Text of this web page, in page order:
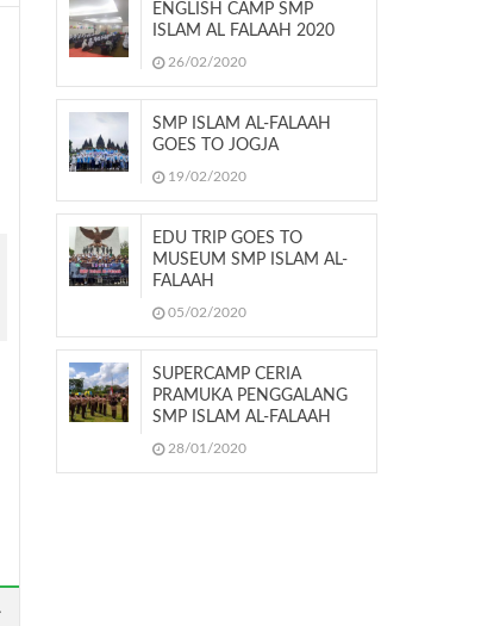
ENGLISH CAMP SMP
ISLAM AL FALAAH 2020
26/02/2020
SMP ISLAM AL-FALAAH
GOES TO JOGJA
19/02/2020
EDU TRIP GOES TO
MUSEUM SMP ISLAM AL-
FALAAH
05/02/2020
SUPERCAMP CERIA
PRAMUKA PENGGALANG
SMP ISLAM AL-FALAAH
28/01/2020